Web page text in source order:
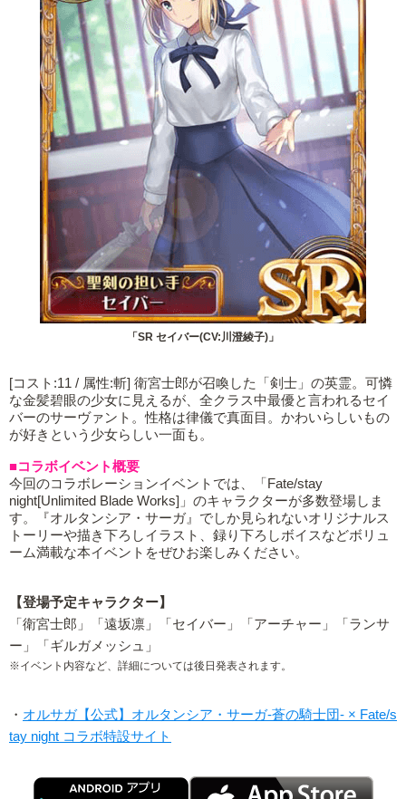
「SR セイバー(CV:川澄綾子)」
[コスト:11 / 属性:斬] 衛宮士郎が召喚した「剣士」の英霊。可憐
な金髪碧眼の少女に見えるが、全クラス中最優と言われるセイ
バーのサーヴァント。性格は律儀で真面目。かわいらしいもの
が好きという少女らしい一面も。
■コラボイベント概要
今回のコラボレーションイベントでは、「Fate/stay
night[Unlimited Blade Works]」のキャラクターが多数登場しま
す。『オルタンシア・サーガ』でしか見られないオリジナルス
トーリーや描き下ろしイラスト、録り下ろしボイスなどボリュ
ーム満載な本イベントをぜひお楽しみください。
【登場予定キャラクター】
「衛宮士郎」「遠坂凛」「セイバー」「アーチャー」「ランサ
ー」「ギルガメッシュ」
※イベント内容など、詳細については後日発表されます。
・ オルサガ【公式】オルタンシア・サーガ-蒼の騎士団- × Fate/s
tay night コラボ特設サイト